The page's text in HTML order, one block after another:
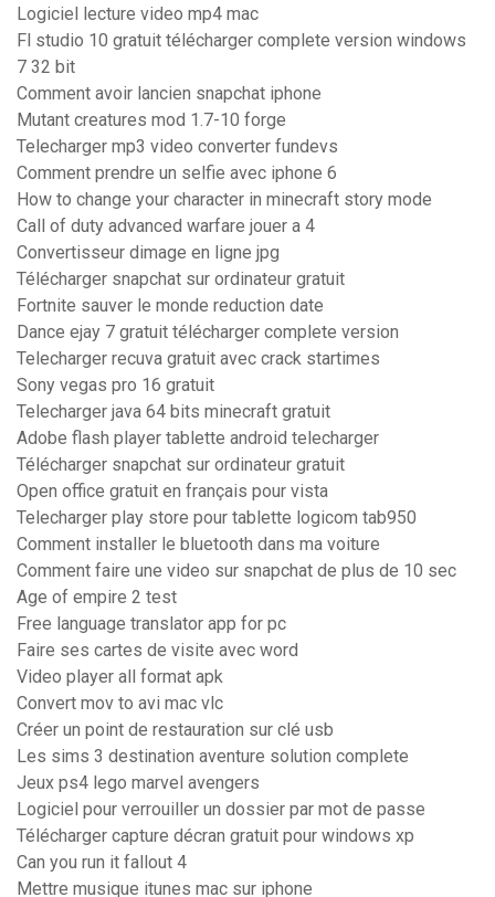
Logiciel lecture video mp4 mac
Fl studio 10 gratuit télécharger complete version windows
7 32 bit
Comment avoir lancien snapchat iphone
Mutant creatures mod 1.7-10 forge
Telecharger mp3 video converter fundevs
Comment prendre un selfie avec iphone 6
How to change your character in minecraft story mode
Call of duty advanced warfare jouer a 4
Convertisseur dimage en ligne jpg
Télécharger snapchat sur ordinateur gratuit
Fortnite sauver le monde reduction date
Dance ejay 7 gratuit télécharger complete version
Telecharger recuva gratuit avec crack startimes
Sony vegas pro 16 gratuit
Telecharger java 64 bits minecraft gratuit
Adobe flash player tablette android telecharger
Télécharger snapchat sur ordinateur gratuit
Open office gratuit en français pour vista
Telecharger play store pour tablette logicom tab950
Comment installer le bluetooth dans ma voiture
Comment faire une video sur snapchat de plus de 10 sec
Age of empire 2 test
Free language translator app for pc
Faire ses cartes de visite avec word
Video player all format apk
Convert mov to avi mac vlc
Créer un point de restauration sur clé usb
Les sims 3 destination aventure solution complete
Jeux ps4 lego marvel avengers
Logiciel pour verrouiller un dossier par mot de passe
Télécharger capture décran gratuit pour windows xp
Can you run it fallout 4
Mettre musique itunes mac sur iphone